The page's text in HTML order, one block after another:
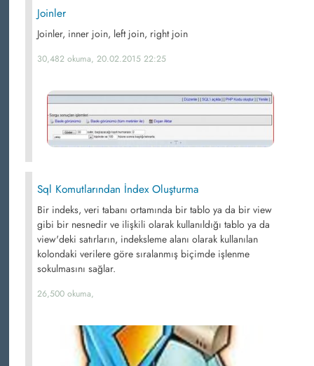
Joinler
Joinler, inner join, left join, right join
30,482 okuma, 20.02.2015 22:25
Sql Komutlarından İndex Oluşturma
Bir indeks, veri tabanı ortamında bir tablo ya da bir view
gibi bir nesnedir ve ilişkili olarak kullanıldığı tablo ya da
view'deki satırların, indeksleme alanı olarak kullanılan
kolondaki verilere göre sıralanmış biçimde işlenme
sokulmasını sağlar.
26,500 okuma,